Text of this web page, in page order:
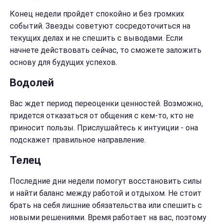
Конец недели пройдет спокойно и без громких
событий. Звезды советуют сосредоточиться на
текущих делах и не спешить с выводами. Если
начнете действовать сейчас, то сможете заложить
основу для будущих успехов.
Водолей
Вас ждет период переоценки ценностей. Возможно,
придется отказаться от общения с кем-то, кто не
приносит пользы. Прислушайтесь к интуиции - она
подскажет правильное направление.
Телец
Последние дни недели помогут восстановить силы
и найти баланс между работой и отдыхом. Не стоит
брать на себя лишние обязательства или спешить с
новыми решениями. Время работает на вас, поэтому